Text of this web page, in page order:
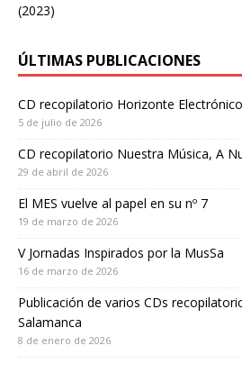
(2023)
ÚLTIMAS PUBLICACIONES
CD recopilatorio Horizonte
5 de julio de 2026
CD recopilatorio Nuestra Música, A
29 de abril de 2026
El MES vuelve al papel en su nº 7
19 de marzo de 2026
V Jornadas Inspirados por la MusSa
16 de marzo de 2026
Publicación de varios CDs
Salamanca
8 de enero de 2026